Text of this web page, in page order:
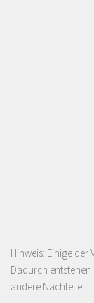
Hinweis: Einige
Dadurch
andere Nachteile.